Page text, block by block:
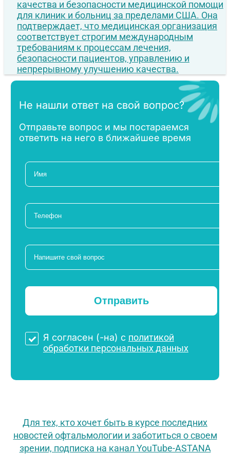
качества и безопасности медицинской помощи
для клиник и больниц за пределами США. Она
подтверждает, что медицинская организация
соответствует строгим международным
требованиям к процессам лечения,
безопасности пациентов, управлению и
непрерывному улучшению качества.
Не нашли ответ на свой вопрос?
Отправьте вопрос и мы постараемся
ответить на него в ближайшее время
Я согласен (-на) с политикой
обработки персональных данных
Для тех, кто хочет быть в курсе последних
новостей офтальмологии и заботиться о своем
зрении, подписка на канал YouTube-ASTANA